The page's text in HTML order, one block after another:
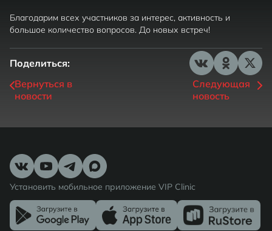
Благодарим всех участников за интерес, активность и
большое количество вопросов. До новых встреч!
Поделиться:
Вернуться в
новости
Следующая
новость
Установить мобильное приложение VIP Clinic